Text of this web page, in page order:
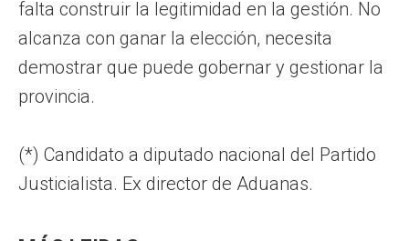
falta construir la legitimidad en la gestión. No
alcanza con ganar la elección, necesita
demostrar que puede gobernar y gestionar la
provincia.
(*) Candidato a diputado nacional del Partido
Justicialista. Ex director de Aduanas.